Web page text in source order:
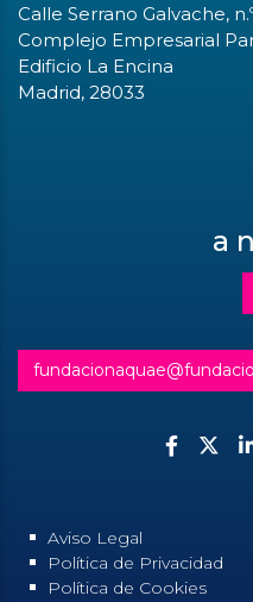
Calle Serrano Galvache,
Complejo Empresarial
Edificio La Encina
Madrid, 28033
a
Aviso Legal
Política de Privacidad
Política de Cookies